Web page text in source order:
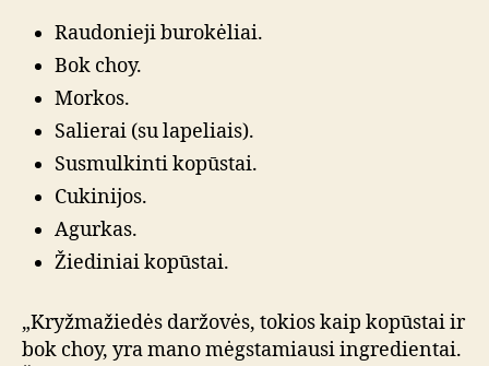
Raudonieji burokėliai.
Bok choy.
Morkos.
Salierai (su lapeliais).
Susmulkinti kopūstai.
Cukinijos.
Agurkas.
Žiediniai kopūstai.
„Kryžmažiedės daržovės, tokios kaip kopūstai ir
bok choy, yra mano mėgstamiausi ingredientai.